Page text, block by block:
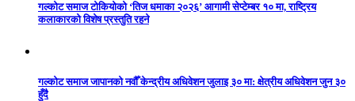
गल्कोट समाज टोकियोको ‘तिज धमाका २०२६’ आगामी सेप्टेम्बर १० मा, राष्ट्रिय
कलाकारको विशेष प्रस्तुति रहने
गल्कोट समाज जापानको नवौँ केन्द्रीय अधिवेशन जुलाइ ३० मा: क्षेत्रीय अधिवेशन जुन ३०
हुँदै